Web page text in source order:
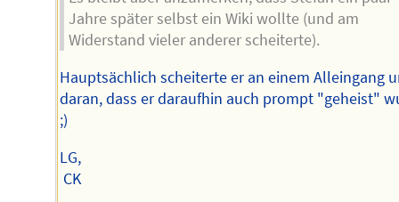
Jahre später selbst ein Wiki wollte (und am
Widerstand vieler anderer scheiterte).
Hauptsächlich scheiterte er an einem Alleingang
daran, dass er daraufhin auch prompt "geheist"
;)
LG,
CK